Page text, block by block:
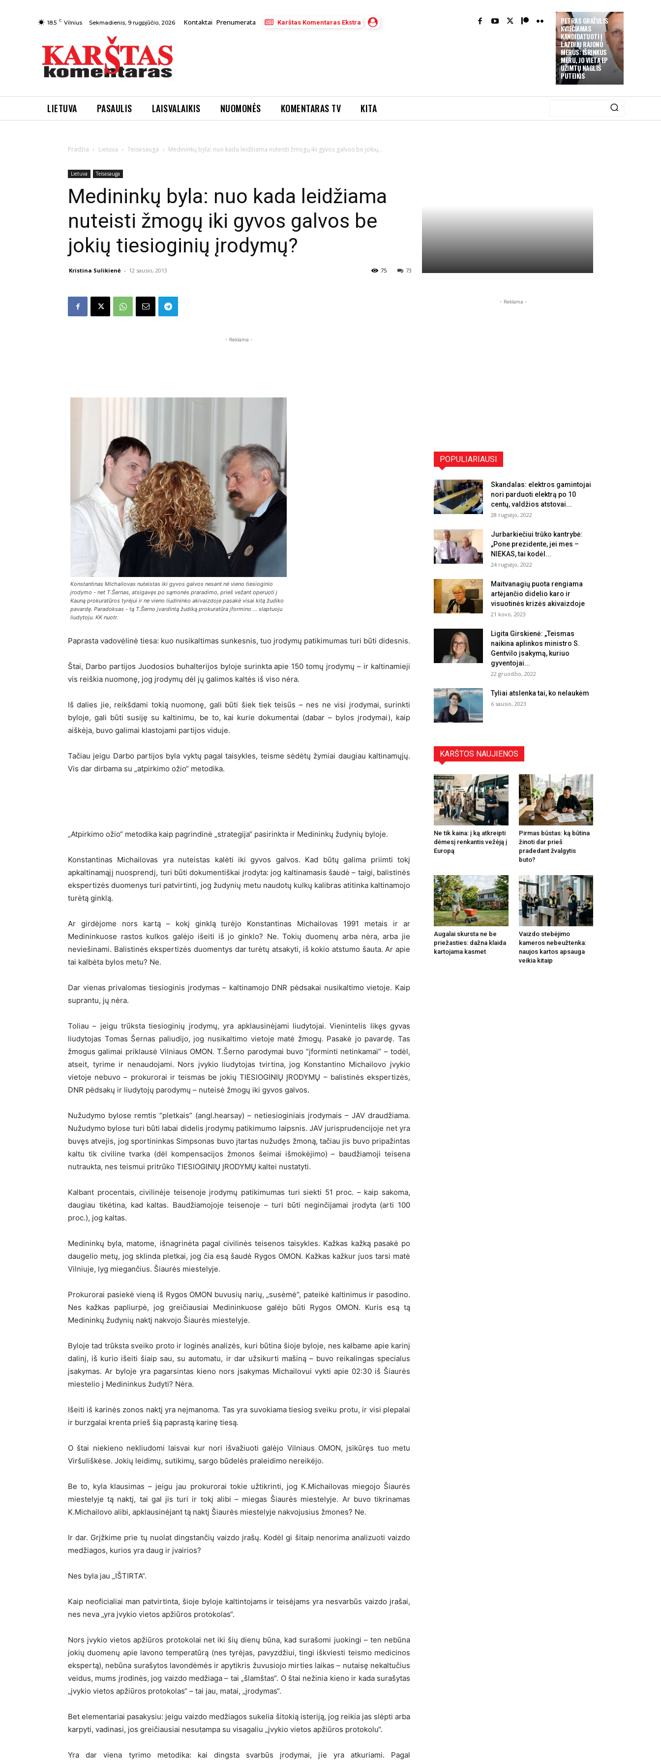
PETRAS GRAŽULIS
KVIEČIAMAS
KANDIDATUOTI Į
LAZDIJŲ RAJONO
MERUS: IŠRINKUS
MERU, JO VIETĄ EP
UŽIMTŲ NAGLIS
PUTEIKIS
18.5 C Vilnius Sekmadienis, 9 rugpjūčio, 2026 Kontaktai Prenumerata Karštas Komentaras Ekstra
LIETUVA PASAULIS LAISVALAIKIS NUOMONĖS KOMENTARAS TV KITA
Pradžia Lietuva Teisėsauga Medininkų byla: nuo kada leidžiama nuteisti žmogų iki gyvos galvos be jokių...
Lietuva Teisėsauga
Medininkų byla: nuo kada leidžiama
nuteisti žmogų iki gyvos galvos be
jokių tiesioginių įrodymų?
Kristina Sulikienė - 12 sausio, 2013 73
75
- Reklama -
Konstantinas Michailovas nuteistas iki gyvos galvos nesant nė vieno tiesioginio
įrodymo - net T.Šernas, atsigavęs po sąmonės praradimo, prieš vežant operuoti į
Kauną prokuratūros tyrėjui ir ne vieno liudininko akivaizdoje pasakė visai kitą žudiko
pavardę. Paradoksas - tą T.Šerno įvardintą žudiką prokuratūra įformino ... slaptuoju
liudytoju. KK nuotr.
Paprasta vadovėlinė tiesa: kuo nusikaltimas sunkesnis, tuo įrodymų patikimumas turi būti didesnis.
Štai, Darbo partijos Juodosios buhalterijos byloje surinkta apie 150 tomų įrodymų – ir kaltinamieji
vis reiškia nuomonę, jog įrodymų dėl jų galimos kaltės iš viso nėra.
Iš dalies jie, reikšdami tokią nuomonę, gali būti šiek tiek teisūs – nes ne visi įrodymai, surinkti
byloje, gali būti susiję su kaltinimu, be to, kai kurie dokumentai (dabar – bylos įrodymai), kaip
aiškėja, buvo galimai klastojami partijos viduje.
Tačiau jeigu Darbo partijos byla vyktų pagal taisykles, teisme sėdėtų žymiai daugiau kaltinamųjų.
Vis dar dirbama su „atpirkimo ožio“ metodika.
„Atpirkimo ožio“ metodika kaip pagrindinė „strategija“ pasirinkta ir Medininkų žudynių byloje.
Konstantinas Michailovas yra nuteistas kalėti iki gyvos galvos. Kad būtų galima priimti tokį
apkaltinamąjį nuosprendį, turi būti dokumentiškai įrodyta: jog kaltinamasis šaudė – taigi, balistinės
ekspertizės duomenys turi patvirtinti, jog žudynių metu naudotų kulkų kalibras atitinka kaltinamojo
turėtą ginklą.
Ar girdėjome nors kartą – kokį ginklą turėjo Konstantinas Michailovas 1991 metais ir ar
Medininkuose rastos kulkos galėjo išeiti iš jo ginklo? Ne. Tokių duomenų arba nėra, arba jie
neviešinami. Balistinės ekspertizės duomentys dar turėtų atsakyti, iš kokio atstumo šauta. Ar apie
tai kalbėta bylos metu? Ne.
Dar vienas privalomas tiesioginis įrodymas – kaltinamojo DNR pėdsakai nusikaltimo vietoje. Kaip
suprantu, jų nėra.
Toliau – jeigu trūksta tiesioginių įrodymų, yra apklausinėjami liudytojai. Vienintelis likęs gyvas
liudytojas Tomas Šernas paliudijo, jog nusikaltimo vietoje matė žmogų. Pasakė jo pavardę. Tas
žmogus galimai priklausė Vilniaus OMON. T.Šerno parodymai buvo “įforminti netinkamai” – todėl,
atseit, tyrime ir nenaudojami. Nors įvykio liudytojas tvirtina, jog Konstantino Michailovo įvykio
vietoje nebuvo – prokurorai ir teismas be jokių TIESIOGINIŲ ĮRODYMŲ – balistinės ekspertizės,
DNR pėdsakų ir liudytojų parodymų – nuteisė žmogų iki gyvos galvos.
Nužudymo bylose remtis “pletkais” (angl.hearsay) – netiesioginiais įrodymais – JAV draudžiama.
Nužudymo bylose turi būti labai didelis įrodymų patikimumo laipsnis. JAV jurisprudencijoje net yra
buvęs atvejis, jog sportininkas Simpsonas buvo įtartas nužudęs žmoną, tačiau jis buvo pripažintas
kaltu tik civiline tvarka (dėl kompensacijos žmonos šeimai išmokėjimo) – baudžiamoji teisena
nutraukta, nes teismui pritrūko TIESIOGINIŲ ĮRODYMŲ kaltei nustatyti.
Kalbant procentais, civilinėje teisenoje įrodymų patikimumas turi siekti 51 proc. – kaip sakoma,
daugiau tikėtina, kad kaltas. Baudžiamojoje teisenoje – turi būti neginčijamai įrodyta (arti 100
proc.), jog kaltas.
Medininkų byla, matome, išnagrinėta pagal civilinės teisenos taisykles. Kažkas kažką pasakė po
daugelio metų, jog sklinda pletkai, jog čia esą šaudė Rygos OMON. Kažkas kažkur juos tarsi matė
Vilniuje, lyg miegančius. Šiaurės miestelyje.
Prokurorai pasiekė vieną iš Rygos OMON buvusių narių, „susėmė“, pateikė kaltinimus ir pasodino.
Nes kažkas papliurpė, jog greičiausiai Medininkuose galėjo būti Rygos OMON. Kuris esą tą
Medininkų žudynių naktį nakvojo Šiaurės miestelyje.
Byloje tad trūksta sveiko proto ir loginės analizės, kuri būtina šioje byloje, nes kalbame apie karinį
dalinį, iš kurio išeiti šiaip sau, su automatu, ir dar užsikurti mašiną – buvo reikalingas specialus
įsakymas. Ar byloje yra pagarsintas kieno nors įsakymas Michailovui vykti apie 02:30 iš Šiaurės
miestelio į Medininkus žudyti? Nėra.
Išeiti iš karinės zonos naktį yra neįmanoma. Tas yra suvokiama tiesiog sveiku protu, ir visi plepalai
ir burzgalai krenta prieš šią paprastą karinę tiesą.
O štai niekieno nekliudomi laisvai kur nori išvažiuoti galėjo Vilniaus OMON, įsikūręs tuo metu
Viršuliškėse. Jokių leidimų, sutikimų, sargo būdelės praleidimo nereikėjo.
Be to, kyla klausimas – jeigu jau prokurorai tokie užtikrinti, jog K.Michailovas miegojo Šiaurės
miestelyje tą naktį, tai gal jis turi ir tokį alibi – miegas Šiaurės miestelyje. Ar buvo tikrinamas
K.Michailovo alibi, apklausinėjant tą naktį Šiaurės miestelyje nakvojusius žmones? Ne.
Ir dar. Grįžkime prie tų nuolat dingstančių vaizdo įrašų. Kodėl gi šitaip nenorima analizuoti vaizdo
medžiagos, kurios yra daug ir įvairios?
Nes byla jau „IŠTIRTA“.
Kaip neoficialiai man patvirtinta, šioje byloje kaltintojams ir teisėjams yra nesvarbūs vaizdo įrašai,
nes neva „yra įvykio vietos apžiūros protokolas“.
Nors įvykio vietos apžiūros protokolai net iki šių dienų būna, kad surašomi juokingi – ten nebūna
jokių duomenų apie lavono temperatūrą (nes tyrėjas, pavyzdžiui, tingi iškviesti teismo medicinos
ekspertą), nebūna surašytos lavondėmės ir apytikris žuvusiojo mirties laikas – nutaisę nekaltučius
veidus, mums įrodinės, jog vaizdo medžiaga – tai „šlamštas“. O štai nežinia kieno ir kada surašytas
„įvykio vietos apžiūros protokolas“ – tai jau, matai, „įrodymas“.
Bet elementariai pasakysiu: jeigu vaizdo medžiagos sukelia šitokią isteriją, jog reikia jas slėpti arba
karpyti, vadinasi, jos greičiausiai nesutampa su visagaliu „įvykio vietos apžiūros protokolu“.
Yra dar viena tyrimo metodika: kai dingsta svarbūs įrodymai, jie yra atkuriami. Pagal
- Reklama -
POPULIARIAUSI
Skandalas: elektros gamintojai
nori parduoti elektrą po 10
centų, valdžios atstovai...
28 rugsėjo, 2022
Jurbarkiečiui trūko kantrybė:
„Pone prezidente, jei mes –
NIEKAS, tai kodėl...
24 rugsėjo, 2022
Maitvanagių puota rengiama
artėjančio didelio karo ir
visuotinės krizės akivaizdoje
21 kovo, 2023
Ligita Girskienė: „Teismas
naikina aplinkos ministro S.
Gentvilo įsakymą, kuriuo
gyventojai...
22 gruodžio, 2022
Tyliai atslenka tai, ko nelaukėm
6 sausio, 2023
KARŠTOS NAUJIENOS
Ne tik kaina: į ką atkreipti
dėmesį renkantis vežėją į
Europą
Pirmas būstas: ką būtina
žinoti dar prieš
pradedant žvalgytis
buto?
Augalai skursta ne be
priežasties: dažna klaida
kartojama kasmet
Vaizdo stebėjimo
kameros nebeužtenka:
naujos kartos apsauga
veikia kitaip